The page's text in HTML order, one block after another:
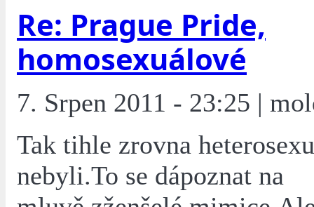
Re: Prague Pride,
homosexuálové
7. Srpen 2011 - 23:25 |
Tak tihle zrovna
nebyli.To se dápoznat na